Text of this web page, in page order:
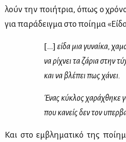
λούν την ποι­ή­τρια, όπως ο
για πα­ρά­δειγ­μα στο ποί­η­μα
[…] εί­δα μια γυ­ναί­κα,
να ρί­χνει τα ζά­ρια στην
και να βλέ­πει πως χά­νει.
Ένας κύ­κλος χα­ρά­χθη­κε
που κα­νείς δεν τον
Και στο εμ­βλη­μα­τι­κό της